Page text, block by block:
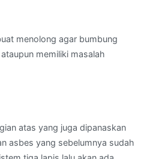
menolong agar bumbung
memiliki masalah
atas yang juga dipanaskan
asbes yang sebelumnya sudah